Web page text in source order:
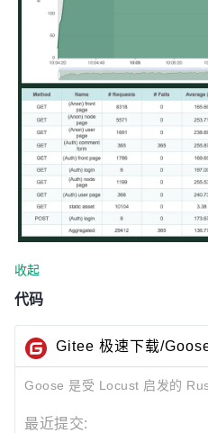
收起
代码
Gitee 极速下载/
Goose 是受 Locust 启发的
最近提交: